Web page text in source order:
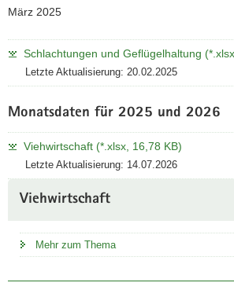
März 2025
Schlachtungen und Geflügelhaltung
Letzte Aktualisierung: 20.02.2025
Monatsdaten für 2025 und 2026
Viehwirtschaft (*.xlsx, 16,78 KB)
Letzte Aktualisierung: 14.07.2026
Viehwirtschaft
Mehr zum Thema